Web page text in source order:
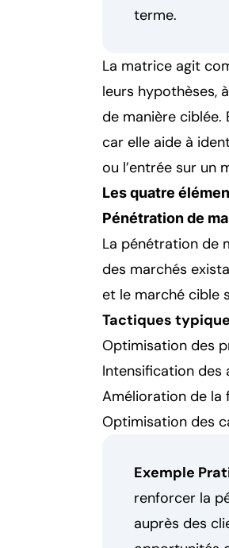
terme.
La matrice agit
leurs hypothèses,
de manière
car elle aide à
ou l’entrée sur un
Les quatre
Pénétration de
La pénétration de
des marchés
et le marché cible
Tactiques
Optimisation des
Intensification des
Amélioration de la
Optimisation des
Exemple
renforcer la
auprès des